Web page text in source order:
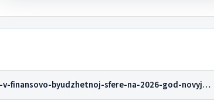
Это сообщение больше не появится
https://grnt.ru/blog/karta-riskov-v-finansovo-byudzhetnoj-sfere-na-2026-god-novyj-kvr-i-drugie-vazhnye-novosti/